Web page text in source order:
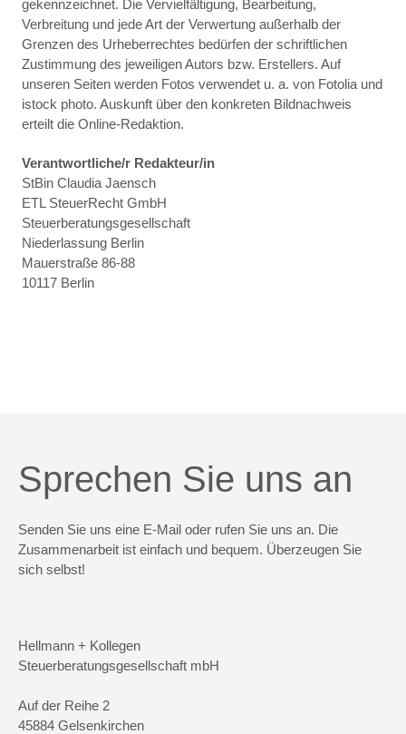
gekennzeichnet. Die Vervielfältigung, Bearbeitung,
Verbreitung und jede Art der Verwertung außerhalb der
Grenzen des Urheberrechtes bedürfen der schriftlichen
Zustimmung des jeweiligen Autors bzw. Erstellers. Auf
unseren Seiten werden Fotos verwendet u. a. von Fotolia und
istock photo. Auskunft über den konkreten Bildnachweis
erteilt die Online-Redaktion.
Verantwortliche/r Redakteur/in
StBin Claudia Jaensch
ETL SteuerRecht GmbH
Steuerberatungsgesellschaft
Niederlassung Berlin
Mauerstraße 86-88
10117 Berlin
Sprechen Sie uns an
Senden Sie uns eine E-Mail oder rufen Sie uns an. Die
Zusammenarbeit ist einfach und bequem. Überzeugen Sie
sich selbst!
Hellmann + Kollegen
Steuerberatungsgesellschaft mbH
Auf der Reihe 2
45884 Gelsenkirchen